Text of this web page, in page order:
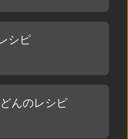
シピ
んのレシピ